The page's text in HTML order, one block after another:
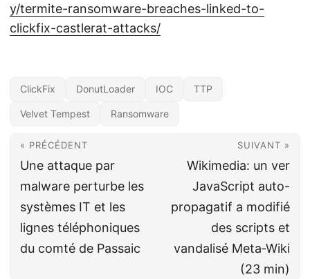
y/termite-ransomware-breaches-linked-to-
clickfix-castlerat-attacks/
ClickFix DonutLoader IOC TTP
Velvet Tempest Ransomware
« PRÉCÉDENT
Une attaque par
malware perturbe les
systèmes IT et les
lignes téléphoniques
du comté de Passaic
SUIVANT »
Wikimedia: un ver
JavaScript auto-
propagatif a modifié
des scripts et
vandalisé Meta‑Wiki
(23 min)